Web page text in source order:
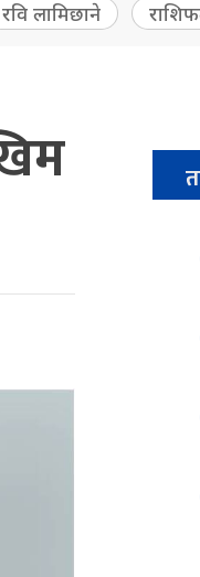
रवि लामिछाने